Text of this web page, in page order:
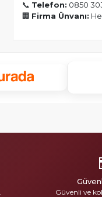
📞 Telefon: 0850
🏢 Firma Ünvanı:
Güvenli ve